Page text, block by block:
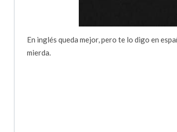
En inglés queda mejor, pero te lo digo en
mierda.